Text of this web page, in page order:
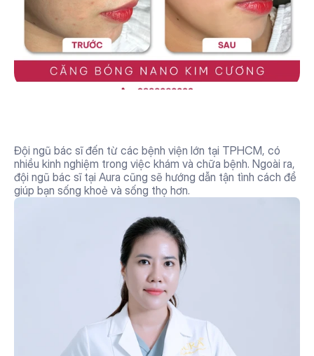
kinh nghiệm
Đội ngũ bác sĩ đến từ các bệnh viện lớn tại TPHCM, có
nhiều kinh nghiệm trong việc khám và chữa bệnh. Ngoài ra,
đội ngũ bác sĩ tại Aura cũng sẽ hướng dẫn tận tình cách để
giúp bạn sống khoẻ và sống thọ hơn.